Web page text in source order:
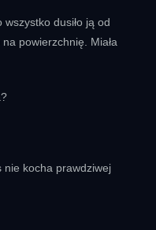
dusiło ją od
powierzchnię. Miała
nie kocha prawdziwej